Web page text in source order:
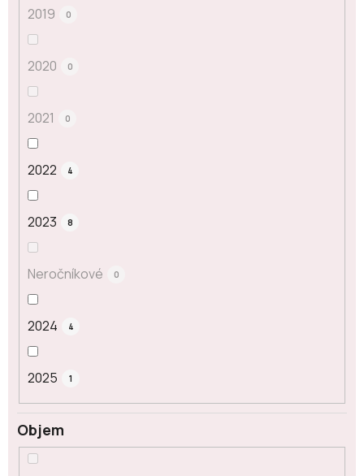
2019 0
2020 0
2021 0
2022 4
2023 8
Neročníkové 0
2024 4
2025 1
Objem